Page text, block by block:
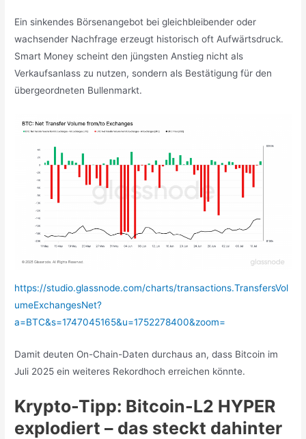
Ein sinkendes Börsenangebot bei gleichbleibender oder
wachsender Nachfrage erzeugt historisch oft Aufwärtsdruck.
Smart Money scheint den jüngsten Anstieg nicht als
Verkaufsanlass zu nutzen, sondern als Bestätigung für den
übergeordneten Bullenmarkt.
https://studio.glassnode.com/charts/transactions.TransfersVol
umeExchangesNet?
a=BTC&s=1747045165&u=1752278400&zoom=
Damit deuten On-Chain-Daten durchaus an, dass Bitcoin im
Juli 2025 ein weiteres Rekordhoch erreichen könnte.
Krypto-Tipp: Bitcoin-L2 HYPER
explodiert – das steckt dahinter